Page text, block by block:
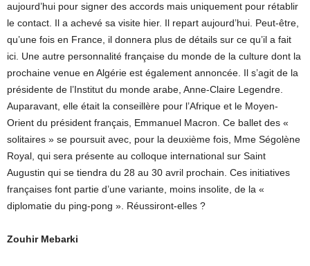
aujourd’hui pour signer des accords mais uniquement pour rétablir
le contact. Il a achevé sa visite hier. Il repart aujourd’hui. Peut-être,
qu’une fois en France, il donnera plus de détails sur ce qu’il a fait
ici. Une autre personnalité française du monde de la culture dont la
prochaine venue en Algérie est également annoncée. Il s’agit de la
présidente de l’Institut du monde arabe, Anne-Claire Legendre.
Auparavant, elle était la conseillère pour l’Afrique et le Moyen-
Orient du président français, Emmanuel Macron. Ce ballet des «
solitaires » se poursuit avec, pour la deuxième fois, Mme Ségolène
Royal, qui sera présente au colloque international sur Saint
Augustin qui se tiendra du 28 au 30 avril prochain. Ces initiatives
françaises font partie d’une variante, moins insolite, de la «
diplomatie du ping-pong ». Réussiront-elles ?
Zouhir Mebarki